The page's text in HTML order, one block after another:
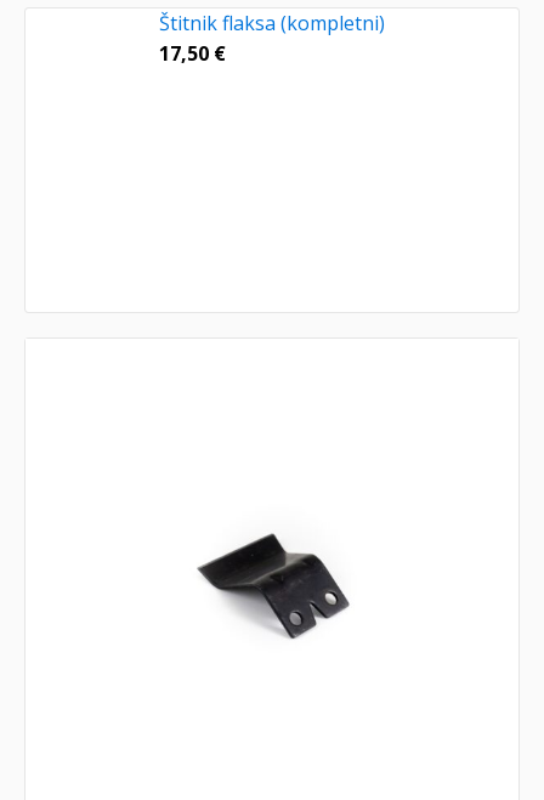
Štitnik flaksa (kompletni)
17,50 €